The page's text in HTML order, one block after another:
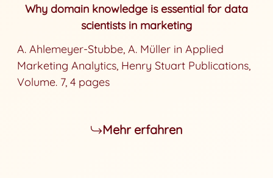
Why domain knowledge is essential for data
scientists in marketing
A. Ahlemeyer-Stubbe, A. Müller in Applied
Marketing Analytics, Henry Stuart Publications,
Volume. 7, 4 pages
Mehr erfahren